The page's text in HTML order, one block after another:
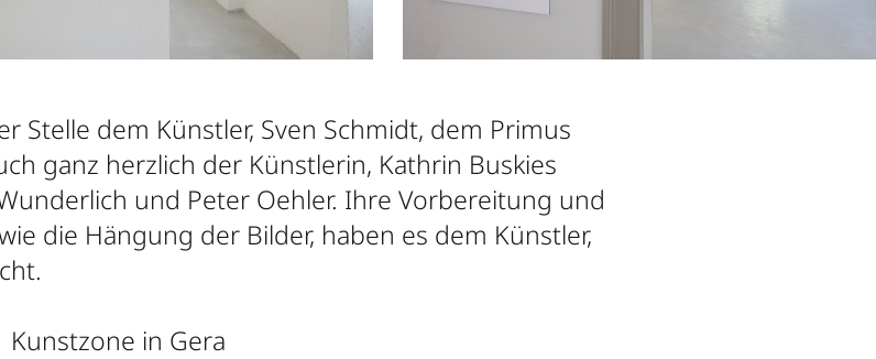
Stelle dem Künstler, Sven Schmidt, dem Primus
ganz herzlich der Künstlerin, Kathrin Buskies
und Peter Oehler. Ihre Vorbereitung und
die Hängung der Bilder, haben es dem Künstler,
in Gera